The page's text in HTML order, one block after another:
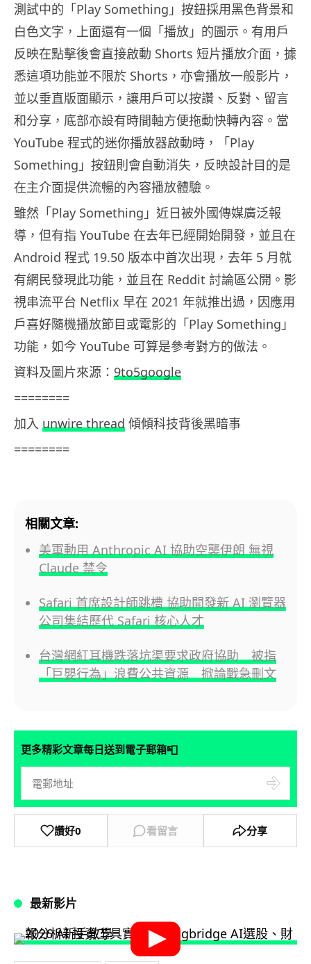
測試中的「Play Something」按鈕採用黑色背景和
白色文字，上面還有一個「播放」的圖示。有用戶
反映在點擊後會直接啟動 Shorts 短片播放介面，據
悉這項功能並不限於 Shorts，亦會播放一般影片，
並以垂直版面顯示，讓用戶可以按讚、反對、留言
和分享，底部亦設有時間軸方便拖動快轉內容。當
YouTube 程式的迷你播放器啟動時，「Play
Something」按鈕則會自動消失，反映設計目的是
在主介面提供流暢的內容播放體驗。
雖然「Play Something」近日被外國傳媒廣泛報
導，但有指 YouTube 在去年已經開始開發，並且在
Android 程式 19.50 版本中首次出現，去年 5 月就
有網民發現此功能，並且在 Reddit 討論區公開。影
視串流平台 Netflix 早在 2021 年就推出過，因應用
戶喜好隨機播放節目或電影的「Play Something」
功能，如今 YouTube 可算是參考對方的做法。
資料及圖片來源： 9to5google
========
加入 unwire thread 傾傾科技背後黑暗事
========
相關文章:
美軍動用 Anthropic AI 協助空襲伊朗 無視
Claude 禁令
Safari 首席設計師跳槽 協助開發新 AI 瀏覽器
公司集結歷代 Safari 核心人才
台灣網紅耳機跌落坑渠要求政府協助 被指
「巨嬰行為」浪費公共資源 掀論戰急刪文
更多精彩文章每日送到電子郵箱📮
讚好0 看留言 分享
最新影片